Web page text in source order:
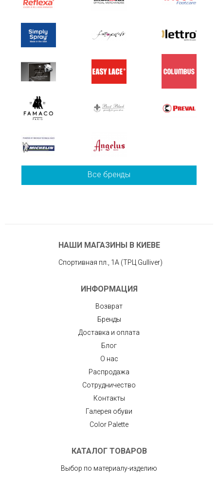
Все бренды
НАШИ МАГАЗИНЫ В КИЕВЕ
Спортивная пл., 1А (ТРЦ Gulliver)
ИНФОРМАЦИЯ
Возврат
Бренды
Доставка и оплата
Блог
О нас
Распродажа
Сотрудничество
Контакты
Галерея обуви
Color Palette
КАТАЛОГ ТОВАРОВ
Выбор по материалу-изделию